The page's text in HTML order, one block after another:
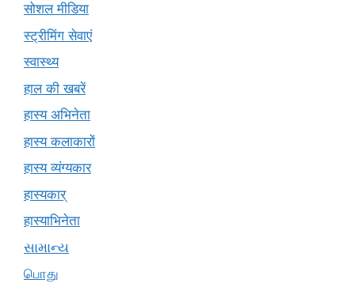
सोशल मीडिया
स्ट्रीमिंग सेवाएं
स्वास्थ्य
हाल की खबरें
हास्य अभिनेता
हास्य कलाकारों
हास्य व्यंग्यकार
हास्यकार्
हास्याभिनेता
સામાન્ય
பொது